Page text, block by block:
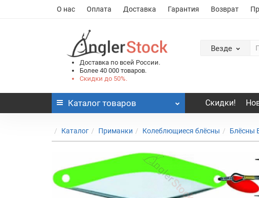
О нас Оплата Доставка Гарантия Возврат
Доставка по всей России.
Более 40 000 товаров.
Скидки до 50%.
Везде
Каталог товаров Скидки!
Каталог Приманки Колеблющиеся блёсны Блёсны